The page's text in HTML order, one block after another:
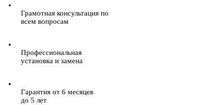
Грамотная консультация по
всем вопросам
Профессиональная
установка и замена
Гарантия от 6 месяцев
до 5 лет